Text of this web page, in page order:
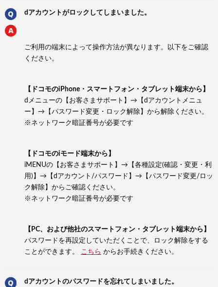
dアカウントがロックしてしまいました。
ご利用の端末によって操作方法が異なります。以下をご確認
ください。
【ドコモのiPhone・スマートフォン・タブレット端末から】
dメニューの【お客さまサポート】→【dアカウントメニュ
ー】→【パスワード変更・ロック解除】から解除ください。
※ネットワーク暗証番号が必要です
【ドコモのiモード端末から】
iMENUの【お客さまサポート】→【各種設定(確認・変更・利
用)】→【dアカウント/パスワード】→【パスワード変更/ロッ
ク解除】からご確認ください。
※ネットワーク暗証番号が必要です
【PC、および他社のスマートフォン・タブレット端末から】
パスワードを再設定していただくことで、ロック解除をする
ことができます。 こちら からお手続きください。
dアカウントのパスワードを忘れてしまいました。